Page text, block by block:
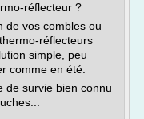
réflecteur ?
de vos combles ou
réflecteurs
simple, peu
comme en été.
de survie bien connu